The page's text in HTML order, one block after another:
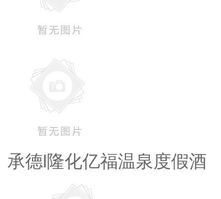
承德l隆化亿福温泉度假酒